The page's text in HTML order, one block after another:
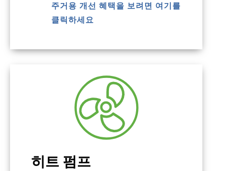
주거용 개선 혜택을 보려면 여기를
클릭하세요
히트 펌프